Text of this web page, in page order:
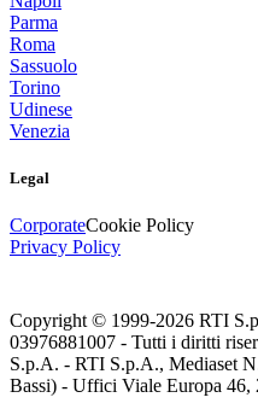
Parma
Roma
Sassuolo
Torino
Udinese
Venezia
Legal
CorporateCookie Policy
Privacy Policy
Copyright © 1999-2026 RTI
03976881007 - Tutti i diritti
S.p.A. - RTI S.p.A., Mediaset
Bassi) - Uffici Viale Europa